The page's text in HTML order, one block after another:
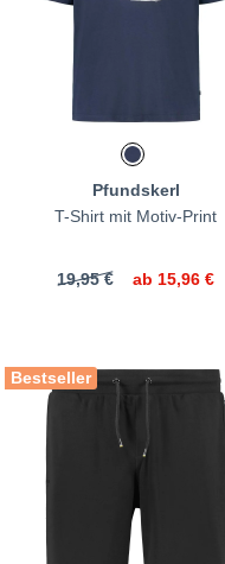
Pfundskerl
T-Shirt mit Motiv-Print
19,95 € ab 15,96 €
Bestseller